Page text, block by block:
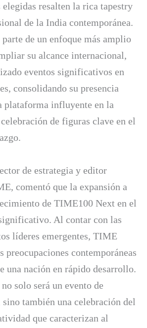
resalten la rica tapestry
de la India contemporánea.
parte de un enfoque más amplio
su alcance internacional,
eventos significativos en
consolidando su presencia
plataforma influyente en la
de figuras clave en el
de estrategia y editor
comentó que la expansión a
de TIME100 Next en el
Al contar con las
líderes emergentes, TIME
preocupaciones contemporáneas
una nación en rápido desarrollo.
solo será un evento de
también una celebración del
que caracterizan al